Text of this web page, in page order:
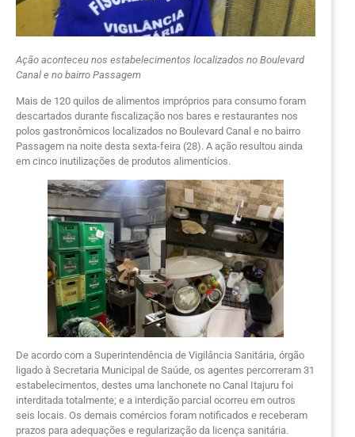
Ação aconteceu nos estabelecimentos localizados no Boulevard
Canal e no bairro Passagem
Mais de 120 quilos de alimentos impróprios para consumo foram
descartados durante fiscalização nos bares e restaurantes nos
polos gastronômicos localizados no Boulevard Canal e no bairro
Passagem na noite desta sexta-feira (28). A ação resultou ainda
em cinco inutilizações de produtos alimentícios.
De acordo com a Superintendência de Vigilância Sanitária, órgão
ligado à Secretaria Municipal de Saúde, os agentes percorreram 31
estabelecimentos, destes uma lanchonete no Canal Itajuru foi
interditada totalmente; e a interdição parcial ocorreu em outros
seis locais. Os demais comércios foram notificados e receberam
prazos para adequações e regularização da licença sanitária.